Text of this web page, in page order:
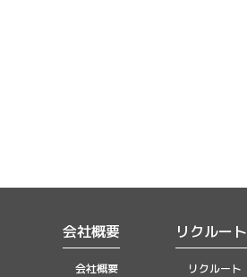
会社概要
会社概要
リクルート
リクルート